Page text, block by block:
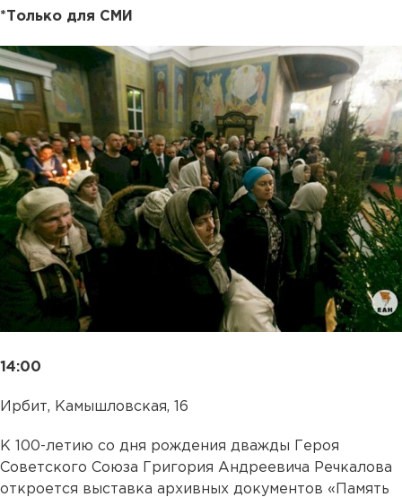
*Только для СМИ
14:00
Ирбит, Камышловская, 16
К 100-летию со дня рождения дважды Героя
Советского Союза Григория Андреевича Речкалова
откроется выставка архивных документов «Память